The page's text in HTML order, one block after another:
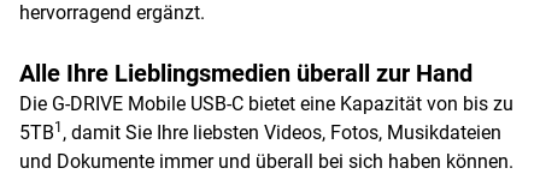
hervorragend ergänzt.
Alle Ihre Lieblingsmedien überall zur Hand
Die G-DRIVE Mobile USB-C bietet eine Kapazität von bis zu
5TB1 , damit Sie Ihre liebsten Videos, Fotos, Musikdateien
und Dokumente immer und überall bei sich haben können.